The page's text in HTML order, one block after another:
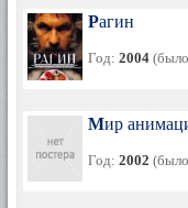
Рагин
Год: 2004
Мир
Год: 2002